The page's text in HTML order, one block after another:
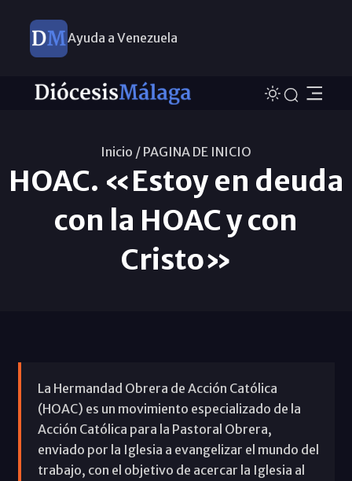
Ayuda a Venezuela
Inicio / PAGINA DE INICIO
HOAC. «Estoy en deuda
con la HOAC y con
Cristo»
La Hermandad Obrera de Acción Católica
(HOAC) es un movimiento especializado de la
Acción Católica para la Pastoral Obrera,
enviado por la Iglesia a evangelizar el mundo del
trabajo, con el objetivo de acercar la Iglesia al